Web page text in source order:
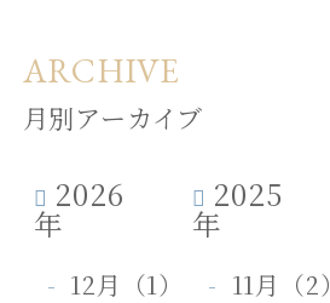
ARCHIVE
月別アーカイブ
2026
年
2025
年
12月（1） 11月（2）